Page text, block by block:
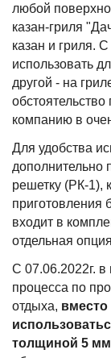
любой
казан-гриля
казан и гриля.
использовать
другой - на
компанию в
Для удобства
дополнительно
решетку (РК-1),
приготовления
входит в
отдельная
С 07.06.2022г. в
процесса по
отдыха,
толщиной 5